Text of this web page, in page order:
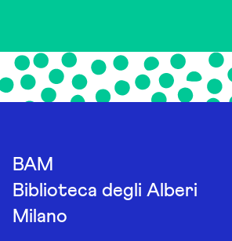
BAM
Biblioteca degli Alberi
Milano